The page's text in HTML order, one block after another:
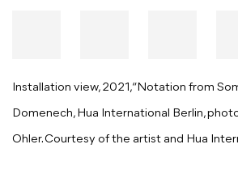
Installation view, 2021, “Notation from
Domenech, Hua International Berlin,
Ohler. Courtesy of the artist and Hua